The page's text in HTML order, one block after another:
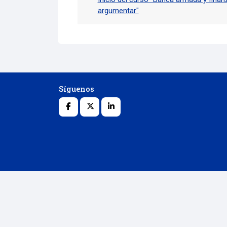
argumentar"
Síguenos